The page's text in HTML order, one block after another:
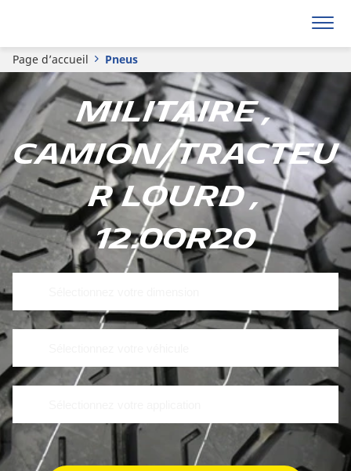
Page d’accueil Pneus
Militaire ,
Camion/tracteu
r lourd ,
12.00R20